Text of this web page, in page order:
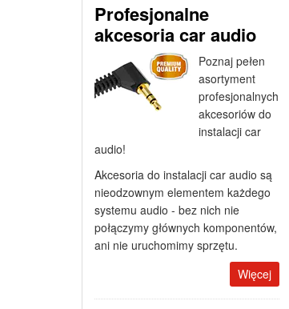
Profesjonalne
akcesoria car audio
Poznaj pełen
asortyment
profesjonalnych
akcesoriów do
instalacji car
audio!
Akcesoria do instalacji car audio są
nieodzownym elementem każdego
systemu audio - bez nich nie
połączymy głównych komponentów,
ani nie uruchomimy sprzętu.
Więcej